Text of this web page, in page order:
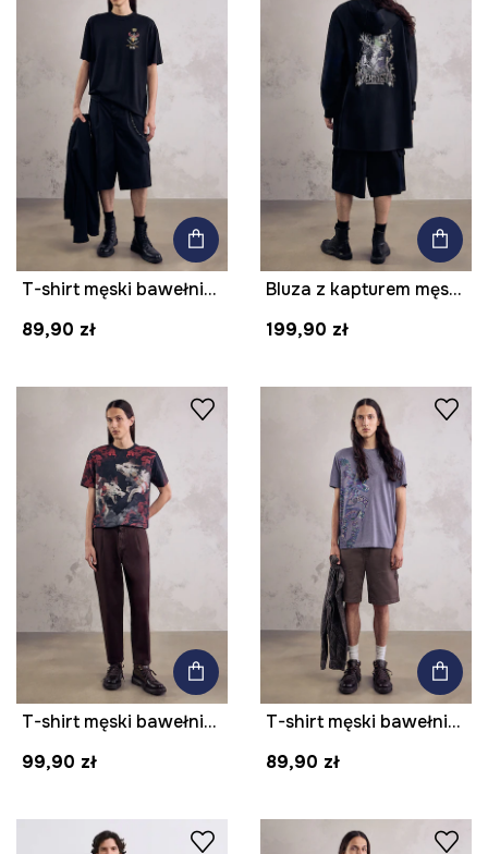
T-shirt męski bawełniany z nadrukiem z kolekcji Mythical Creatures
89,90 zł
Bluza z kapturem męska bawełniana z kolekcji Mythical Creatures
199,90 zł
T-shirt męski bawełniany z kolekcji Mythical Creatures
99,90 zł
T-shirt męski bawełniany z nadrukiem z kolekcji Mythical Creatures
89,90 zł